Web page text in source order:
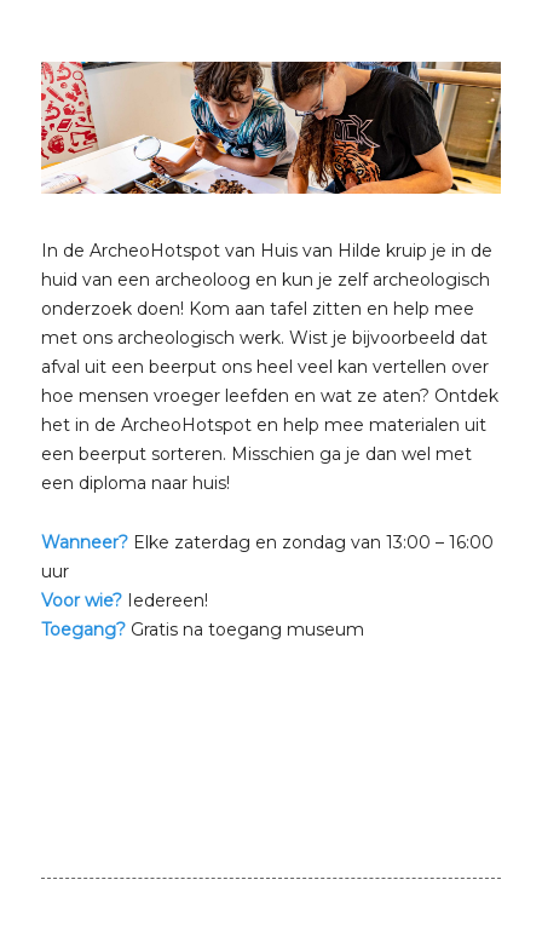
In de ArcheoHotspot van Huis van Hilde kruip je in de
huid van een archeoloog en kun je zelf archeologisch
onderzoek doen! Kom aan tafel zitten en help mee
met ons archeologisch werk. Wist je bijvoorbeeld dat
afval uit een beerput ons heel veel kan vertellen over
hoe mensen vroeger leefden en wat ze aten? Ontdek
het in de ArcheoHotspot en help mee materialen uit
een beerput sorteren. Misschien ga je dan wel met
een diploma naar huis!
Wanneer?Elke zaterdag en zondag van 13:00 – 16:00
uur
Voor wie?Iedereen!
Toegang?Gratis na toegang museum